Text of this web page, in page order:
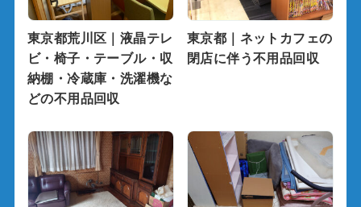
東京都荒川区｜液晶テレ
ビ・椅子・テーブル・収
納棚・冷蔵庫・洗濯機な
どの不用品回収
東京都｜ネットカフェの
閉店に伴う不用品回収